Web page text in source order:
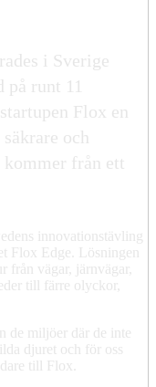
i Sverige
runt 11
Flox en
och
från ett
innovationstävling
Flox Edge. Lösningen
vägar, järnvägar,
till färre olyckor,
de miljöer där de inte
djuret och för oss
till Flox.